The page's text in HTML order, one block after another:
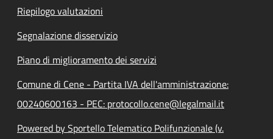
Riepilogo valutazioni
Segnalazione disservizio
Piano di miglioramento dei servizi
Comune di Cene - Partita IVA dell'amministrazione:
00240600163 - PEC: protocollo.cene@legalmail.it
Powered by Sportello Telematico Polifunzionale (v.